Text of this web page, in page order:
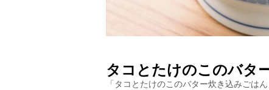
タコとたけのこのバタ
「タコとたけのこのバター炊き込みごはん